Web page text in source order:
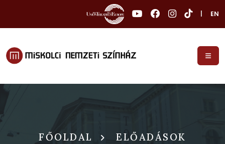
EN
FŐOLDAL ELŐADÁSOK